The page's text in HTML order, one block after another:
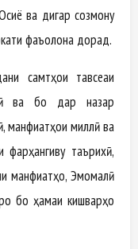
ва дигар созмону
фаъолона дорад.
самтҳои тавсеаи
ва бо дар назар
манфиатҳои миллӣ ва
таърихӣ,
манфиатҳо, Эмомалӣ
бо ҳамаи кишварҳо